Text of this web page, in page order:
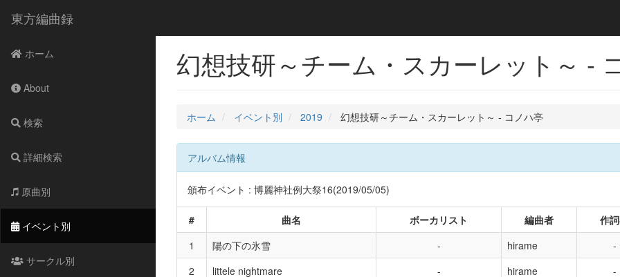
東方編曲録
ホーム
About
検索
詳細検索
原曲別
イベント別
サークル別
幻想技研～チーム・スカーレット～ -
ホーム イベント別 2019 幻想技研～チーム・スカーレット～ - コノハ亭
アルバム情報
頒布イベント : 博麗神社例大祭16(2019/05/05)
# 曲名 ボーカリスト 編曲者 作
1
陽の下の氷雪 hirame
2
littele nightmare hirame